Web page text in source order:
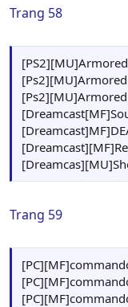
Trang 58
[Ps2][MU]Armored
Trang 59